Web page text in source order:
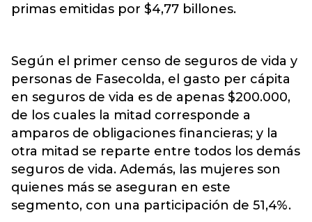
primas emitidas por $4,77 billones.
Según el primer censo de seguros de vida y
personas de Fasecolda, el gasto per cápita
en seguros de vida es de apenas $200.000,
de los cuales la mitad corresponde a
amparos de obligaciones financieras; y la
otra mitad se reparte entre todos los demás
seguros de vida. Además, las mujeres son
quienes más se aseguran en este
segmento, con una participación de 51,4%.